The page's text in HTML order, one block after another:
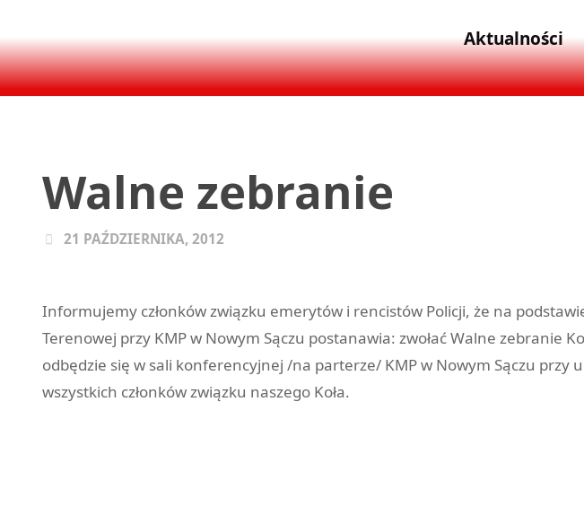
Aktualności
Walne zebranie
21 PAŹDZIERNIKA, 2012
Informujemy członków związku emerytów i rencistów Policji, że na
Terenowej przy KMP w Nowym Sączu postanawia: zwołać Walne zebranie
odbędzie się w sali konferencyjnej /na parterze/ KMP w Nowym Sączu
wszystkich członków związku naszego Koła.